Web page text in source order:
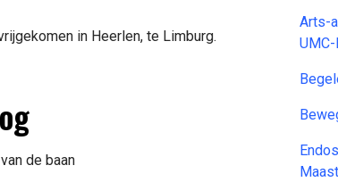
in Heerlen, te Limburg.
de baan
Arts-